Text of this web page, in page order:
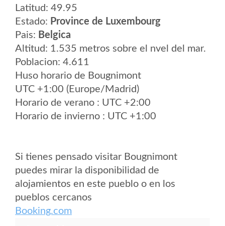
Latitud: 49.95
Estado: Province de Luxembourg
Pais: Belgica
Altitud: 1.535 metros sobre el nvel del mar.
Poblacion: 4.611
Huso horario de Bougnimont
UTC +1:00 (Europe/Madrid)
Horario de verano : UTC +2:00
Horario de invierno : UTC +1:00
Si tienes pensado visitar Bougnimont
puedes mirar la disponibilidad de
alojamientos en este pueblo o en los
pueblos cercanos
Booking.com